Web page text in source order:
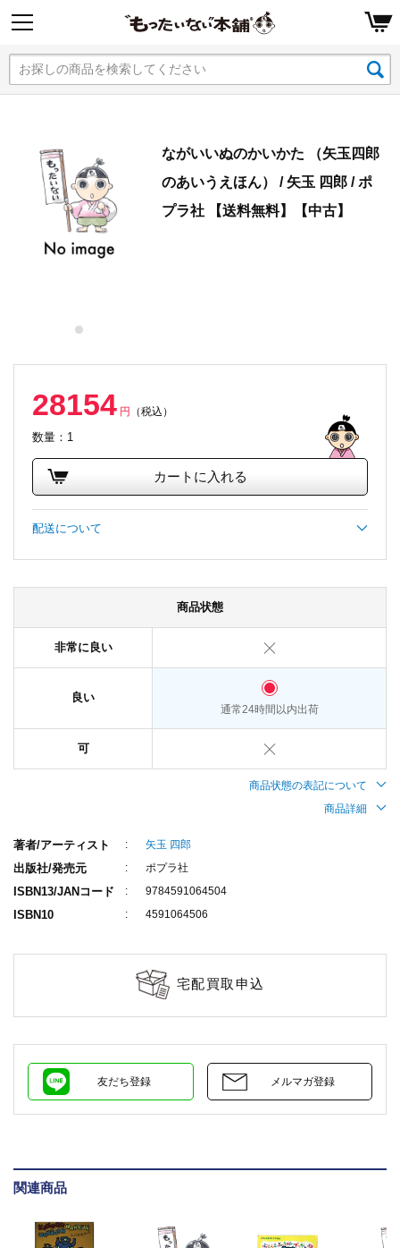
ながいいぬのかいかた （矢玉四郎
のあいうえほん） / 矢玉 四郎 / ポ
プラ社 【送料無料】【中古】
28154 円 （税込）
数量：1
カートに入れる
配送について
商品状態
非常に良い
良い
通常24時間以内出荷
可
商品状態の表記について
商品詳細
著者/アーティスト 矢玉 四郎
出版社/発売元 ポプラ社
ISBN13/JANコード 9784591064504
ISBN10 4591064506
宅配買取申込
友だち登録 メルマガ登録
関連商品